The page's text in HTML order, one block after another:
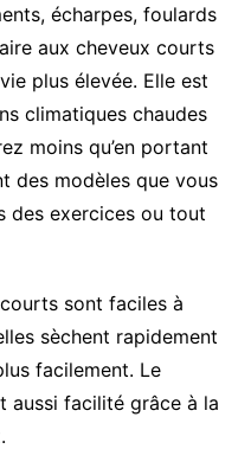
écharpes, foulards
aux cheveux courts
plus élevée. Elle est
climatiques chaudes
moins qu’en portant
des modèles que vous
des exercices ou tout
sont faciles à
sèchent rapidement
facilement. Le
aussi facilité grâce à la